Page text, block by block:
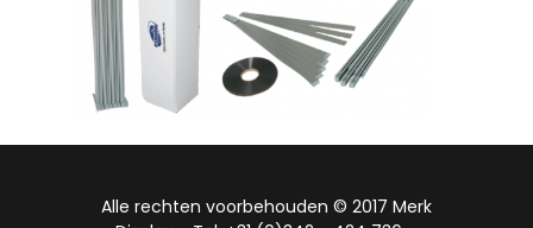
Alle rechten voorbehouden © 2017 Merk